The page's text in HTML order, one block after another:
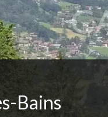
Bains